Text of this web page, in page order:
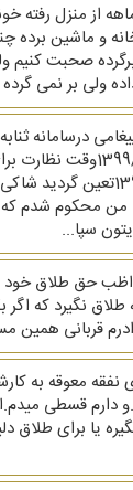
همسرم ۱ماهه از منزل
و ماشین برده
درسامانه
درتاریخ 1399/01/05وقت
تاریخ1399/05/01تعین
من محکوم شدم
سپا...
حق طلاق خود
طلاق نگیرد که اگر
قربانی
دارم قسطی
یا برای طلاق